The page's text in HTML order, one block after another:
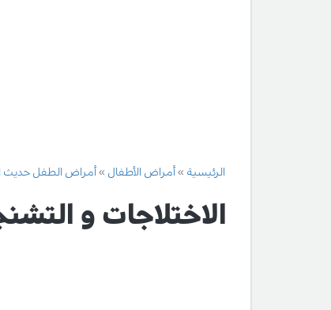
الرئيسية أمراض الأطفال أمراض الطفل حديث
الاختلاجات و